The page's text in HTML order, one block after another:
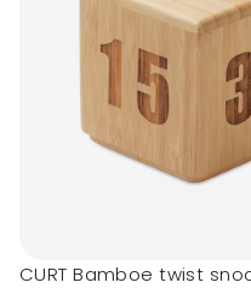
CURT Bamboe twist